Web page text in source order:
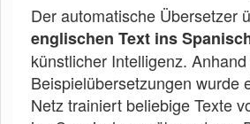
Der automatische Übersetzer
englischen Text ins
künstlicher Intelligenz.
Beispielübersetzungen wurde
Netz trainiert beliebige Texte